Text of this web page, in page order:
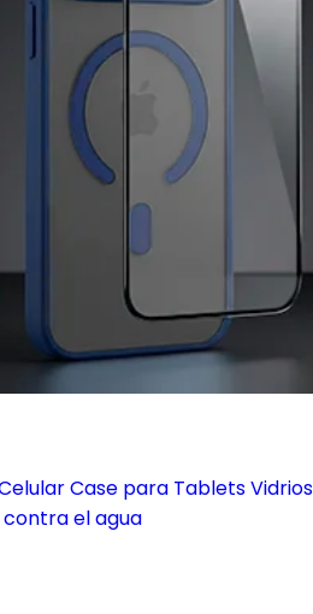
Case para TabletsVidrios
el agua
o contraentrega*